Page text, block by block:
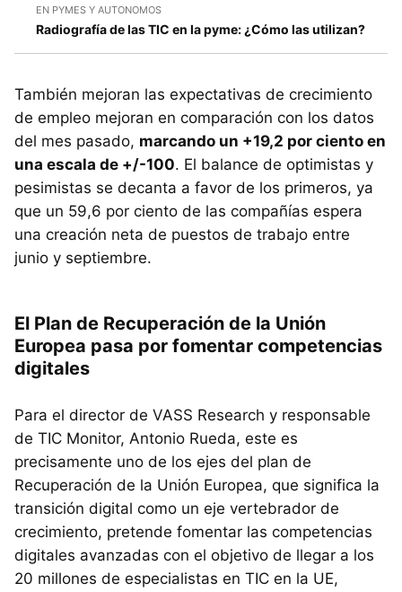
EN PYMES Y AUTONOMOS
Radiografía de las TIC en la pyme: ¿Cómo las utilizan?
También mejoran las expectativas de crecimiento
de empleo mejoran en comparación con los datos
del mes pasado, marcando un +19,2 por ciento en
una escala de +/-100. El balance de optimistas y
pesimistas se decanta a favor de los primeros, ya
que un 59,6 por ciento de las compañías espera
una creación neta de puestos de trabajo entre
junio y septiembre.
El Plan de Recuperación de la Unión
Europea pasa por fomentar competencias
digitales
Para el director de VASS Research y responsable
de TIC Monitor, Antonio Rueda, este es
precisamente uno de los ejes del plan de
Recuperación de la Unión Europea, que significa la
transición digital como un eje vertebrador de
crecimiento, pretende fomentar las competencias
digitales avanzadas con el objetivo de llegar a los
20 millones de especialistas en TIC en la UE,